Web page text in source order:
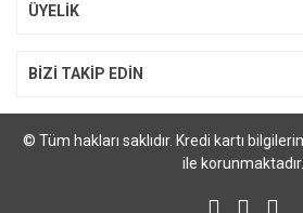
ÜYELİK
BİZİ TAKİP EDİN
© Tüm hakları saklıdır. Kredi kartı
ile korunmaktadır.